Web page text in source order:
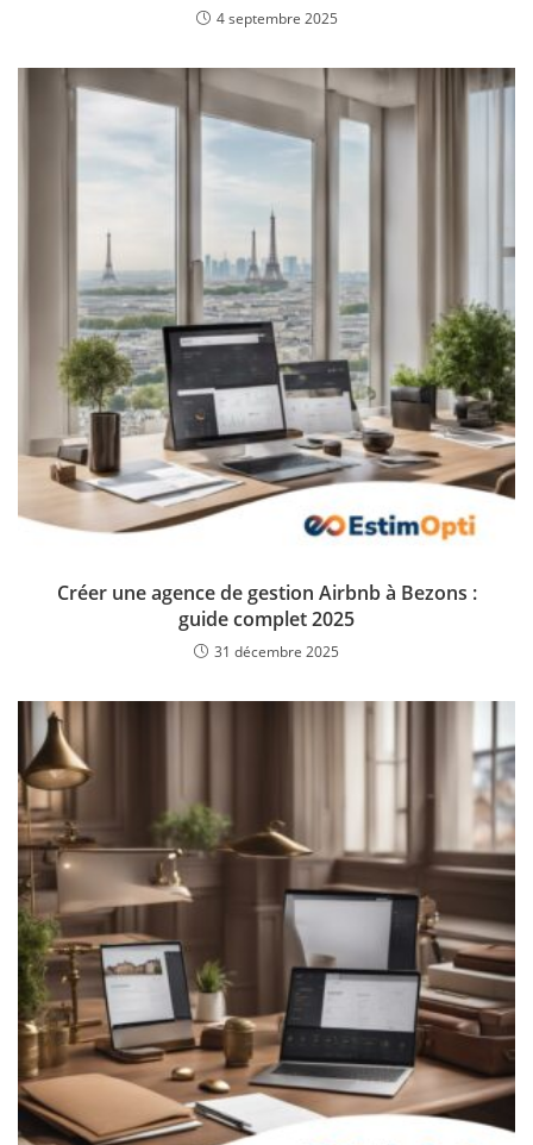
4 septembre 2025
Créer une agence de gestion Airbnb à Bezons :
guide complet 2025
31 décembre 2025